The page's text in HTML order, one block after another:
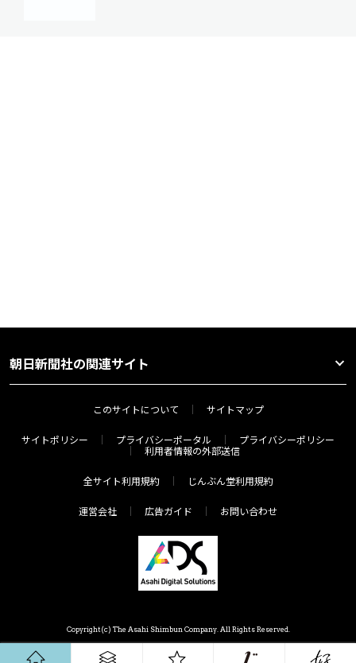
朝日新聞社の関連サイト
このサイトについて サイトマップ
サイトポリシー プライバシーポータル
プライバシーポリシー
利用者情報の外部送信
全サイト利用規約 じんぶん堂利用規約
運営会社 広告ガイド お問い合わせ
Copyright(c) The Asahi Shimbun Company. All Rights Reserved.